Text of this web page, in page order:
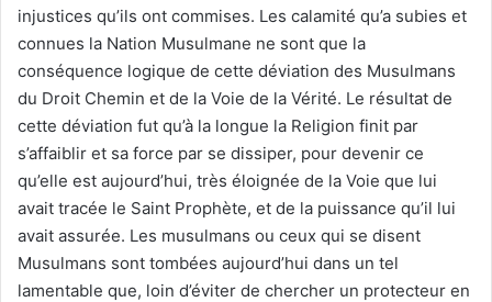
injustices qu’ils ont commises. Les calamité qu’a subies et
connues la Nation Musulmane ne sont que la
conséquence logique de cette déviation des Musulmans
du Droit Chemin et de la Voie de la Vérité. Le résultat de
cette déviation fut qu’à la longue la Religion finit par
s’affaiblir et sa force par se dissiper, pour devenir ce
qu’elle est aujourd’hui, très éloignée de la Voie que lui
avait tracée le Saint Prophète, et de la puissance qu’il lui
avait assurée. Les musulmans ou ceux qui se disent
Musulmans sont tombées aujourd’hui dans un tel
lamentable que, loin d’éviter de chercher un protecteur en